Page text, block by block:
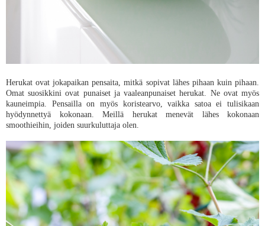
Herukat ovat jokapaikan pensaita, mitkä sopivat lähes pihaan kuin pihaan.
Omat suosikkini ovat punaiset ja vaaleanpunaiset herukat. Ne ovat myös
kauneimpia. Pensailla on myös koristearvo, vaikka satoa ei tulisikaan
hyödynnettyä kokonaan. Meillä herukat menevät lähes kokonaan
smoothieihin, joiden suurkuluttaja olen.